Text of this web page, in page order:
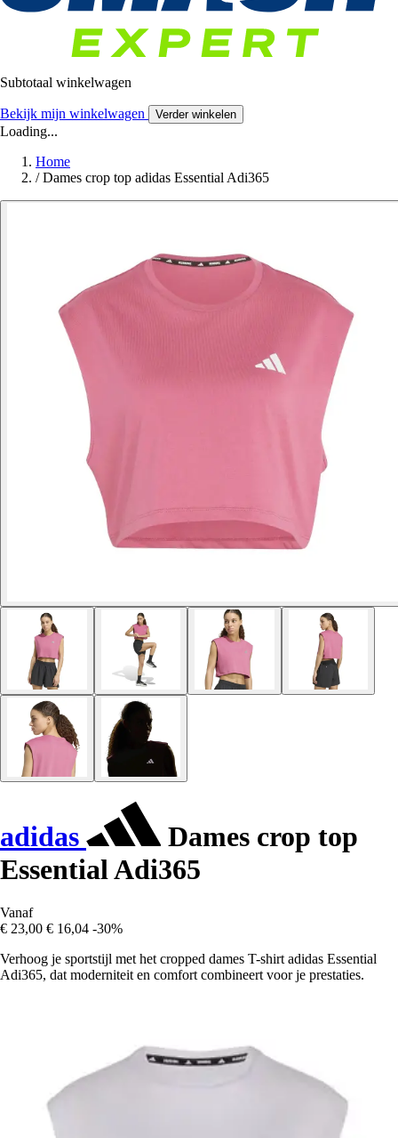
Subtotaal winkelwagen
Bekijk mijn winkelwagen Verder winkelen
Loading...
Home
/ Dames crop top adidas Essential Adi365
adidas
Dames crop top
Essential Adi365
Vanaf
€ 23,00 € 16,04 -30%
Verhoog je sportstijl met het cropped dames T-shirt adidas Essential
Adi365, dat moderniteit en comfort combineert voor je prestaties.